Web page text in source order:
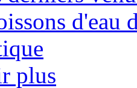
d'eau
plus